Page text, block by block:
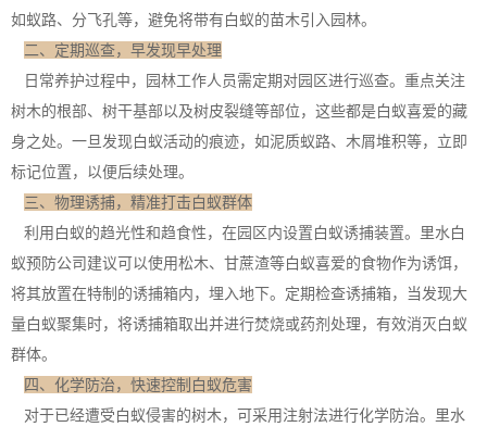
如蚁路、分飞孔等，避免将带有白蚁的苗木引入园林。
二、定期巡查，早发现早处理
日常养护过程中，园林工作人员需定期对园区进行巡查。重点关注
树木的根部、树干基部以及树皮裂缝等部位，这些都是白蚁喜爱的藏
身之处。一旦发现白蚁活动的痕迹，如泥质蚁路、木屑堆积等，立即
标记位置，以便后续处理。
三、物理诱捕，精准打击白蚁群体
利用白蚁的趋光性和趋食性，在园区内设置白蚁诱捕装置。里水白
蚁预防公司建议可以使用松木、甘蔗渣等白蚁喜爱的食物作为诱饵，
将其放置在特制的诱捕箱内，埋入地下。定期检查诱捕箱，当发现大
量白蚁聚集时，将诱捕箱取出并进行焚烧或药剂处理，有效消灭白蚁
群体。
四、化学防治，快速控制白蚁危害
对于已经遭受白蚁侵害的树木，可采用注射法进行化学防治。里水